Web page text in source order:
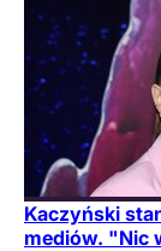
Kaczyński
mediów. "Nic